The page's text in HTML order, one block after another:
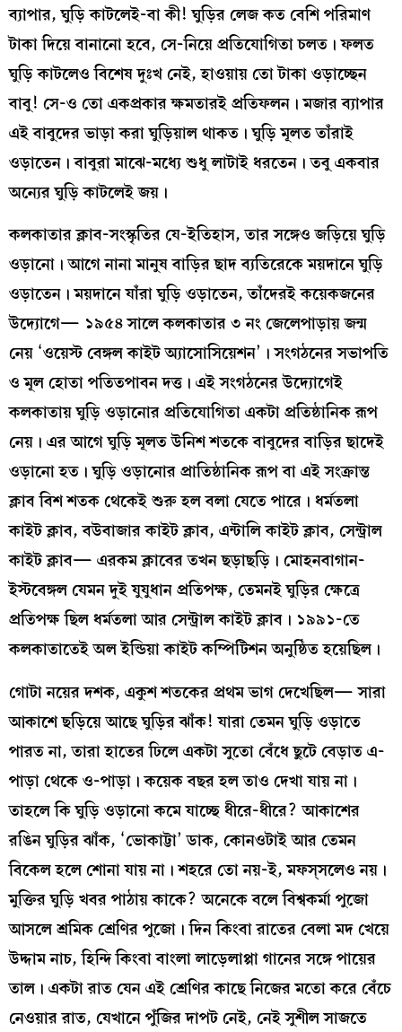
ব্যাপার, ঘুড়ি কাটলেই-বা কী! ঘুড়ির লেজ কত বেশি পরিমাণ
টাকা দিয়ে বানানো হবে, সে-নিয়ে প্রতিযোগিতা চলত। ফলত
ঘুড়ি কাটলেও বিশেষ দুঃখ নেই, হাওয়ায় তো টাকা ওড়াচ্ছেন
বাবু! সে-ও তো একপ্রকার ক্ষমতারই প্রতিফলন। মজার ব্যাপার
এই বাবুদের ভাড়া করা ঘুড়িয়াল থাকত। ঘুড়ি মূলত তাঁরাই
ওড়াতেন। বাবুরা মাঝে-মধ্যে শুধু লাটাই ধরতেন। তবু একবার
অন্যের ঘুড়ি কাটলেই জয়।
কলকাতার ক্লাব-সংস্কৃতির যে-ইতিহাস, তার সঙ্গেও জড়িয়ে ঘুড়ি
ওড়ানো। আগে নানা মানুষ বাড়ির ছাদ ব্যতিরেকে ময়দানে ঘুড়ি
ওড়াতেন। ময়দানে যাঁরা ঘুড়ি ওড়াতেন, তাঁদেরই কয়েকজনের
উদ্যোগে— ১৯৫৪ সালে কলকাতার ৩ নং জেলেপাড়ায় জন্ম
নেয় ‘ওয়েস্ট বেঙ্গল কাইট অ্যাসোসিয়েশন’। সংগঠনের সভাপতি
ও মূল হোতা পতিতপাবন দত্ত। এই সংগঠনের উদ্যোগেই
কলকাতায় ঘুড়ি ওড়ানোর প্রতিযোগিতা একটা প্রতিষ্ঠানিক রূপ
নেয়। এর আগে ঘুড়ি মূলত উনিশ শতকে বাবুদের বাড়ির ছাদেই
ওড়ানো হত। ঘুড়ি ওড়ানোর প্রাতিষ্ঠানিক রূপ বা এই সংক্রান্ত
ক্লাব বিশ শতক থেকেই শুরু হল বলা যেতে পারে। ধর্মতলা
কাইট ক্লাব, বউবাজার কাইট ক্লাব, এন্টালি কাইট ক্লাব, সেন্ট্রাল
কাইট ক্লাব— এরকম ক্লাবের তখন ছড়াছড়ি। মোহনবাগান-
ইস্টবেঙ্গল যেমন দুই যুযুধান প্রতিপক্ষ, তেমনই ঘুড়ির ক্ষেত্রে
প্রতিপক্ষ ছিল ধর্মতলা আর সেন্ট্রাল কাইট ক্লাব। ১৯৯১-তে
কলকাতাতেই অল ইন্ডিয়া কাইট কম্পিটিশন অনুষ্ঠিত হয়েছিল।
গোটা নয়ের দশক, একুশ শতকের প্রথম ভাগ দেখেছিল— সারা
আকাশে ছড়িয়ে আছে ঘুড়ির ঝাঁক! যারা তেমন ঘুড়ি ওড়াতে
পারত না, তারা হাতের ঢিলে একটা সুতো বেঁধে ছুটে বেড়াত এ-
পাড়া থেকে ও-পাড়া। কয়েক বছর হল তাও দেখা যায় না।
তাহলে কি ঘুড়ি ওড়ানো কমে যাচ্ছে ধীরে-ধীরে? আকাশের
রঙিন ঘুড়ির ঝাঁক, ‘ভোকাট্টা’ ডাক, কোনওটাই আর তেমন
বিকেল হলে শোনা যায় না। শহরে তো নয়-ই, মফস্‌সলেও নয়।
মুক্তির ঘুড়ি খবর পাঠায় কাকে? অনেকে বলে বিশ্বকর্মা পুজো
আসলে শ্রমিক শ্রেণির পুজো। দিন কিংবা রাতের বেলা মদ খেয়ে
উদ্দাম নাচ, হিন্দি কিংবা বাংলা লাড়েলাপ্পা গানের সঙ্গে পায়ের
তাল। একটা রাত যেন এই শ্রেণির কাছে নিজের মতো করে বেঁচে
নেওয়ার রাত, যেখানে পুঁজির দাপট নেই, নেই সুশীল সাজতে